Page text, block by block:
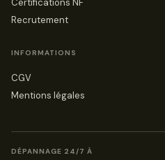
Recrutement
INFORMATIONS
CGV
Mentions légales
DÉPANNAGE 24/7 À